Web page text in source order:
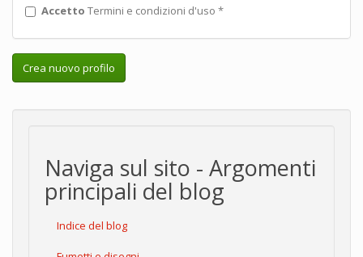
Accetto Termini e condizioni d'uso *
Crea nuovo profilo
Naviga sul sito - Argomenti
principali del blog
Indice del blog